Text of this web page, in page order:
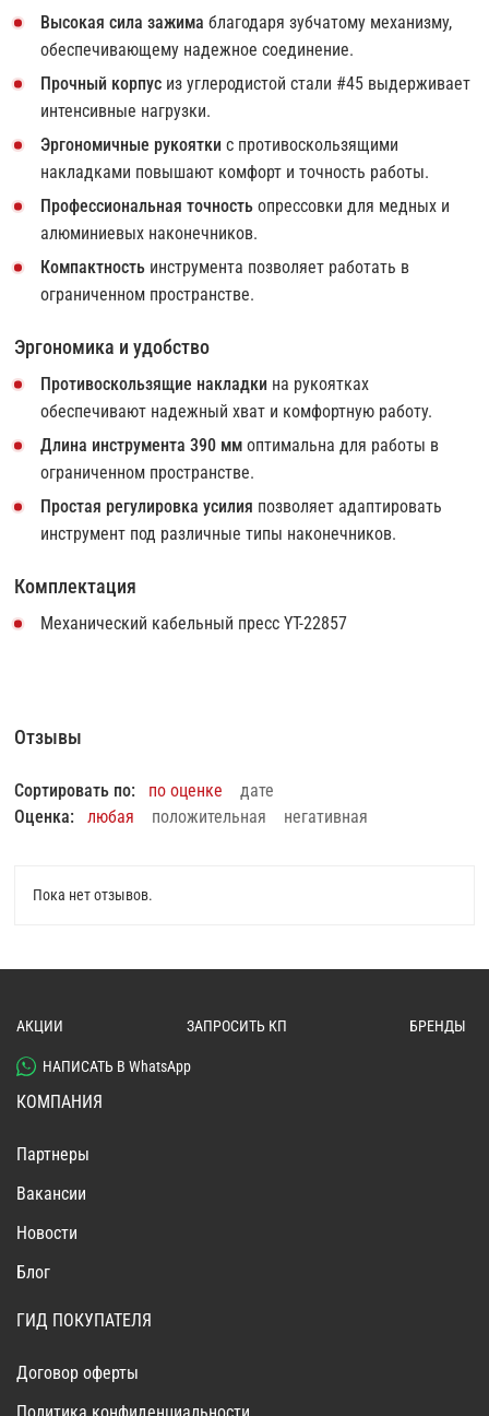
Высокая сила зажима благодаря зубчатому механизму,
обеспечивающему надежное соединение.
Прочный корпус из углеродистой стали #45 выдерживает
интенсивные нагрузки.
Эргономичные рукоятки с противоскользящими
накладками повышают комфорт и точность работы.
Профессиональная точность опрессовки для медных и
алюминиевых наконечников.
Компактность инструмента позволяет работать в
ограниченном пространстве.
Эргономика и удобство
Противоскользящие накладки на рукоятках
обеспечивают надежный хват и комфортную работу.
Длина инструмента 390 мм оптимальна для работы в
ограниченном пространстве.
Простая регулировка усилия позволяет адаптировать
инструмент под различные типы наконечников.
Комплектация
Механический кабельный пресс YT-22857
Отзывы
Сортировать по: по оценке
дате
Оценка:
любая положительная негативная
Пока нет отзывов.
АКЦИИ ЗАПРОСИТЬ КП БРЕНДЫ
НАПИСАТЬ В WhatsApp
КОМПАНИЯ
Партнеры
Вакансии
Новости
Блог
ГИД ПОКУПАТЕЛЯ
Договор оферты